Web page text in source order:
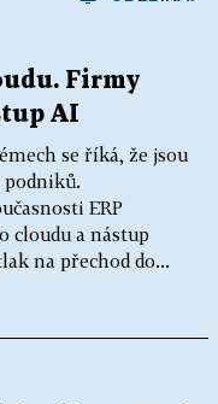
Firmy
AI
se říká, že jsou
ERP
cloudu a nástup
na přechod do...